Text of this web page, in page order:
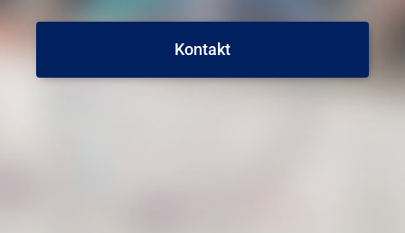
Kontakt